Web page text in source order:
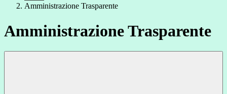
Amministrazione Trasparente
Amministrazione Trasparente